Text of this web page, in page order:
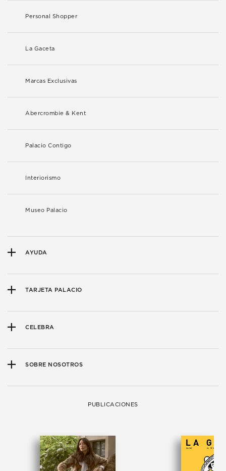
Personal Shopper
La Gaceta
Marcas Exclusivas
Abercrombie & Kent
Palacio Contigo
Interiorismo
Museo Palacio
AYUDA
TARJETA PALACIO
CELEBRA
SOBRE NOSOTROS
PUBLICACIONES